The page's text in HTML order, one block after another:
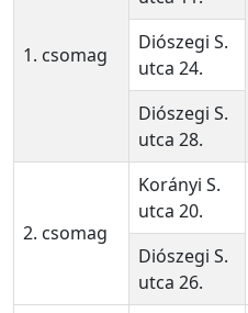
1. csomag
Diószegi S.
utca 24.
Diószegi S.
utca 28.
2. csomag
Korányi S.
utca 20.
Diószegi S.
utca 26.